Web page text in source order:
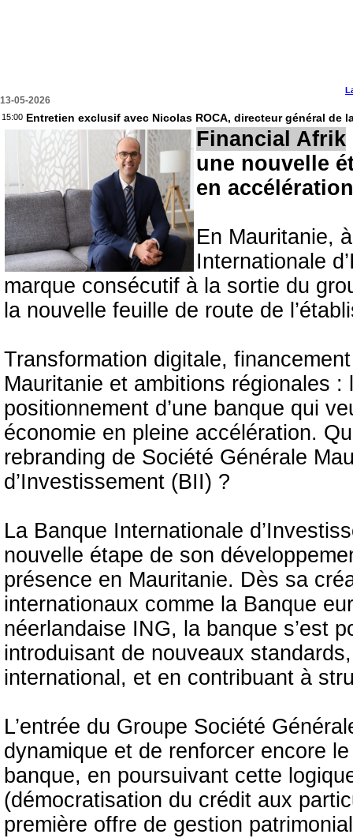
13-05-2026
15:00 Entretien exclusif avec Nicolas ROCA, directeur général de
Financial Afrik
une nouvelle
en
En Mauritanie,
Internationale
marque consécutif à la sortie du
la nouvelle feuille de route de
Transformation digitale,
Mauritanie et ambitions régionales
positionnement d’une banque qui
économie en pleine accélération.
rebranding de Société Générale
d’Investissement (BII) ?
La Banque Internationale
nouvelle étape de son
présence en Mauritanie. Dès sa
internationaux comme la Banque
néerlandaise ING, la banque s’est
introduisant de nouveaux
international, et en contribuant à
L’entrée du Groupe Société
dynamique et de renforcer encore
banque, en poursuivant cette
(démocratisation du crédit aux
première offre de gestion